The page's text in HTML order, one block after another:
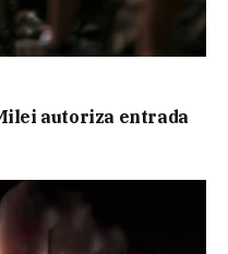
autoriza entrada